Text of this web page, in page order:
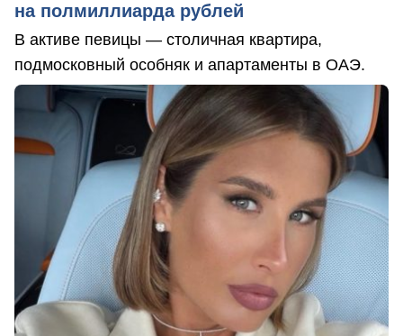
на полмиллиарда рублей
В активе певицы — столичная квартира,
подмосковный особняк и апартаменты в ОАЭ.